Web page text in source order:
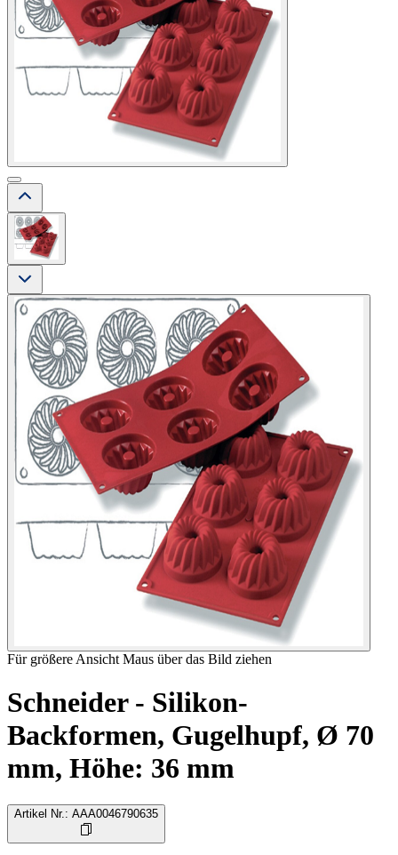
Für größere Ansicht Maus über das Bild ziehen
Schneider - Silikon-
Backformen, Gugelhupf, Ø 70
mm, Höhe: 36 mm
Artikel Nr. : AAA0046790635